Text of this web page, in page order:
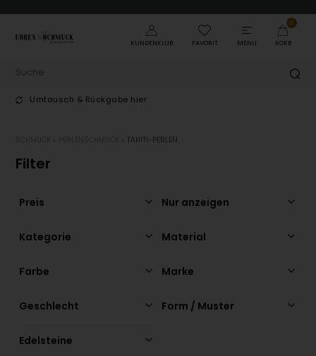
KUNDENKLUB FAVORIT MENU
0
KORB
Umtausch & Rückgabe hier
»TAHITI-PERLEN
Filter
Preis Nur anzeigen
Kategorie Material
Farbe Marke
Geschlecht Form / Muster
Edelsteine